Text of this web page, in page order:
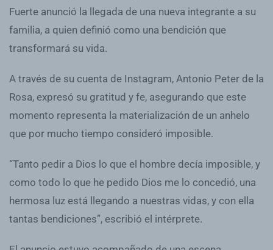
Fuerte anunció la llegada de una nueva integrante a su
familia, a quien definió como una bendición que
transformará su vida.
A través de su cuenta de Instagram, Antonio Peter de la
Rosa, expresó su gratitud y fe, asegurando que este
momento representa la materialización de un anhelo
que por mucho tiempo consideró imposible.
“Tanto pedir a Dios lo que el hombre decía imposible, y
como todo lo que he pedido Dios me lo concedió, una
hermosa luz está llegando a nuestras vidas, y con ella
tantas bendiciones”, escribió el intérprete.